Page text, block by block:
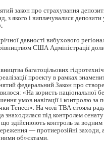
закон про страхування
з якого і виплачувалися депозити
давності вибухового
США Адміністрації
багатоцільових
проекту в рамках
федеральний Закон про
«На користь національної
умов навігації і контролю
Тенесі». На чолі ТВА стояла
знаходилася під контролем
що здійснюють контроль за
— протиерозійні заходи,
об»єктами.